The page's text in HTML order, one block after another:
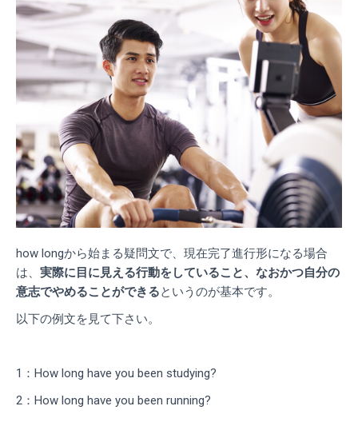
how longから始まる疑問文で、現在完了進行形になる場合
は、 実際に目に見える行動をしていること、なおかつ自分の
意志でやめることができるというのが基本です。
以下の例文を見て下さい。
1：How long have you been studying?
2：How long have you been running?